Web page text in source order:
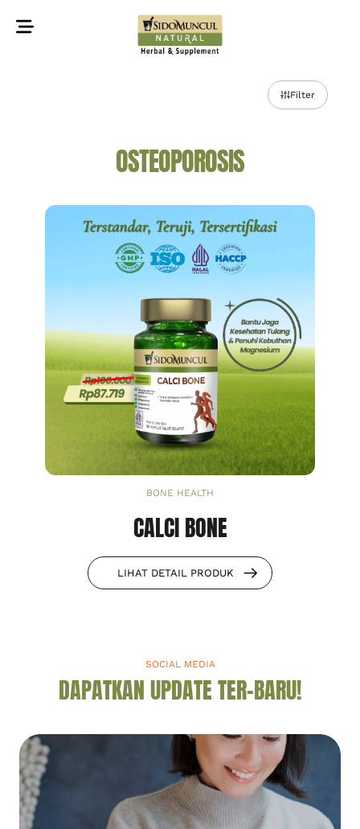
Filter
OSTEOPOROSIS
BONE HEALTH
CALCI BONE
LIHAT DETAIL PRODUK
SOCIAL MEDIA
DAPATKAN UPDATE TER-BARU!